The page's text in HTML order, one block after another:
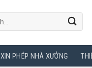
XIN PHÉP NHÀ XƯỞNG